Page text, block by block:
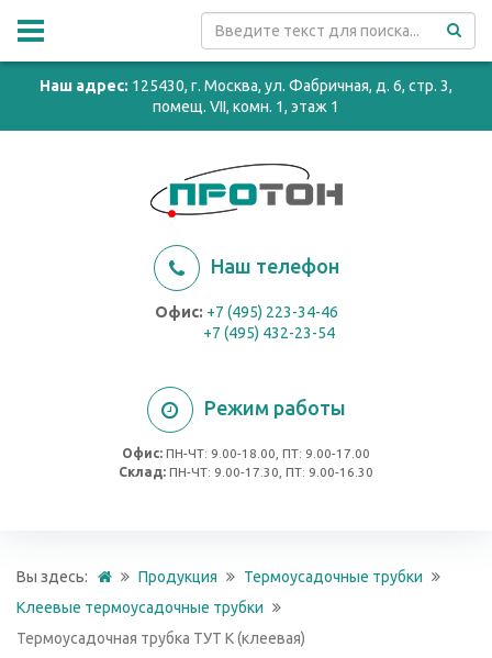
Наш адрес: 125430, г. Москва, ул. Фабричная, д. 6, стр. 3,
помещ. VII, комн. 1, этаж 1
Наш телефон
Офис: +7 (495) 223-34-46
+7 (495) 432-23-54
Режим работы
Офис: ПН-ЧТ: 9.00-18.00, ПТ: 9.00-17.00
Cклад: ПН-ЧТ: 9.00-17.30, ПТ: 9.00-16.30
Вы здесь: Продукция
Термоусадочные трубки
Клеевые термоусадочные трубки
Термоусадочная трубка ТУТ К (клеевая)